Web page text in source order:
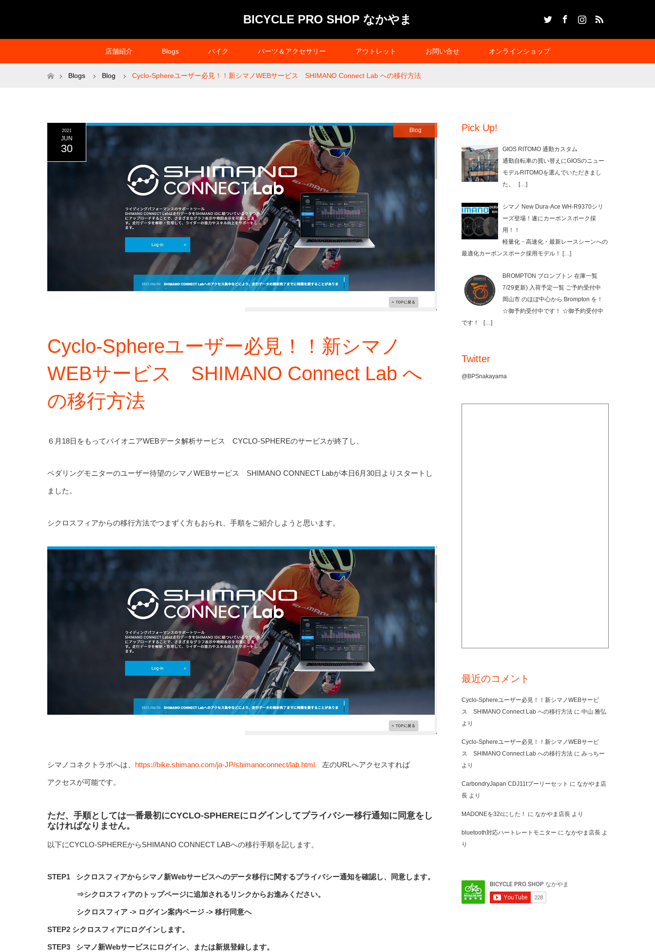
BICYCLE PRO SHOP なかやま
店舗紹介 Blogs バイク パーツ＆アクセサリー アウトレット お問い合せ オンラインショップ
ホームBlogs Blog Cyclo-Sphereユーザー必見！！新シマノWEBサービス SHIMANO Connect Lab への移行方法
2021
JUN
30
Blog
Cyclo-Sphereユーザー必見！！新シマノ
WEBサービス SHIMANO Connect Lab へ
の移行方法
６月18日をもってパイオニアWEBデータ解析サービス CYCLO-SPHEREのサービスが終了し、
ペダリングモニターのユーザー待望のシマノWEBサービス SHIMANO CONNECT Labが本日6月30日よりスタートし
ました。
シクロスフィアからの移行方法でつまずく方もおられ、手順をご紹介しようと思います。
シマノコネクトラボへは、 https://bike.shimano.com/ja-JP/shimanoconnect/lab.html 左のURLへアクセスすれば
アクセスが可能です。
ただ、手順としては一番最初にCYCLO-SPHEREにログインしてプライバシー移行通知に同意をし
なければなりません。
以下にCYCLO-SPHEREからSHIMANO CONNECT LABへの移行手順を記します。
STEP1 シクロスフィアからシマノ新Webサービスへのデータ移行に関するプライバシー通知を確認し、同意します。
⇒シクロスフィアのトップページに追加されるリンクからお進みく ださい。
シクロスフィア -> ログイン案内ページ -> 移行同意へ
STEP2 シクロスフィアにログインします。
STEP3 シマノ新Webサービスにログイン、または新規登録します。
Pick Up!
GIOS RITOMO 通勤カスタム
通勤自転車の買い替えにGIOSのニュー
モデルRITOMOを選んでいただきまし
た。
[…]
シマノ New Dura-Ace WH-R9370シリ
ーズ登場！遂にカーボンスポーク採
用！！
軽量化・高速化・最新レースシーンへの
最適化カーボンスポーク採用モデル！
[…]
BROMPTON ブロンプトン 在庫一覧
7/29更新) 入荷予定一覧 ご予約受付中
岡山市 のほぼ中心から Brompton を！
☆御予約受付中です！ ☆御予約受付中
です！
[…]
Twitter
@BPSnakayama
最近のコメント
Cyclo-Sphereユーザー必見！！新シマノWEBサービ
ス SHIMANO Connect Lab への移行方法 に 中山 雅弘
より
Cyclo-Sphereユーザー必見！！新シマノWEBサービ
ス SHIMANO Connect Lab への移行方法 に みっちー
より
CarbondryJapan CDJ11tプーリーセット に なかやま店
長 より
MADONEを32cにした！ に なかやま店長 より
bluetooth対応ハートレートモニター に なかやま店長 よ
り